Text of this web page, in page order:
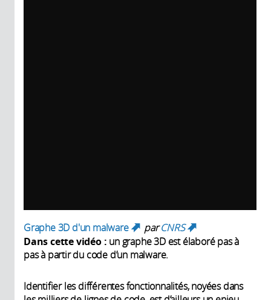
Graphe 3D d'un malware (link is external)
parCNRS
(link is
external)
Dans cette vidéo : un graphe 3D est élaboré pas à
pas à partir du code d’un malware.
Identifier les différentes fonctionnalités, noyées dans